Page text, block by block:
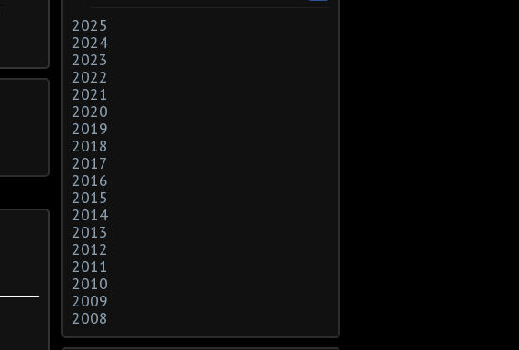
2025
2024
2023
2022
2021
2020
2019
2018
2017
2016
2015
2014
2013
2012
2011
2010
2009
2008